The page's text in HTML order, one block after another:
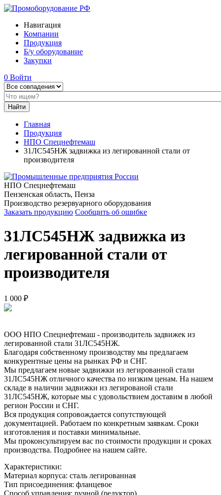
Навигация
Компании
Продукция
Б/у оборудование
Закупки
0 Войти
Главная
Продукция
НПО Спецнефтемаш
31ЛС545НЖ задвижка из легированной стали от
производителя
НПО Спецнефтемаш
Пензенская область, Пенза
Производство резервуарного оборудования
Заказать продукцию Сообщить об ошибке
31ЛС545НЖ задвижка из
легированной стали от
производителя
1 000 ₽
ООО НПО Спецнефтемаш - производитель задвижек из
легированной стали 31ЛС545НЖ.
Благодаря собственному производству мы предлагаем
конкурентные цены на рынках РФ и СНГ.
Мы предлагаем новые задвижки из легированной стали
31ЛС545НЖ отличного качества по низким ценам. На нашем
складе в наличии задвижки из легированой стали
31ЛС545НЖ, которые мы с удовольствием доставим в любой
регион России и СНГ.
Вся продукция сопровождается сопутствующей
документацией. Работаем по конкретным заявкам. Сроки
изготовления и поставки минимальные.
Мы проконсультируем вас по стоимости продукции и сроках
производства. Подробнее на нашем сайте.
Характеристики:
Материал корпуса: сталь легированная
Тип присоединения: фланцевое
Способ управления: ручной (редуктор)